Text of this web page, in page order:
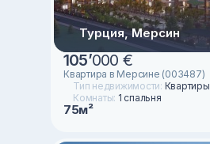
Турция, Мерсин
105’000 €
Квартира в Мерсине (003487)
Тип недвижимости: Квартиры
Комнаты: 1 спальня
75м²